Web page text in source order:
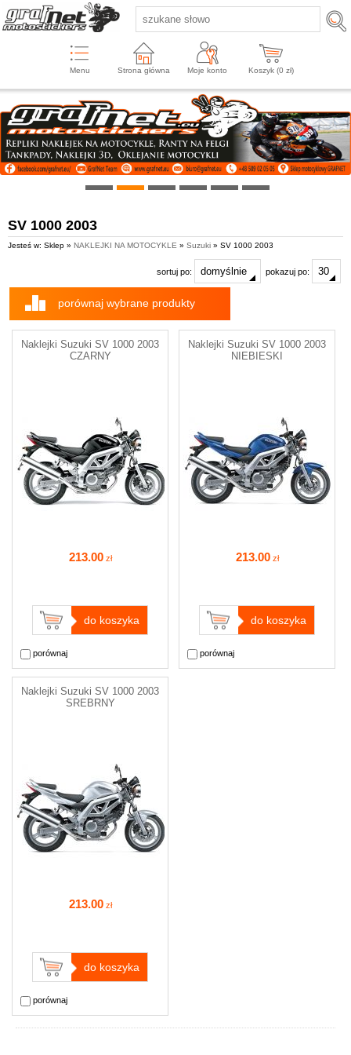
Menu Strona główna Moje konto Koszyk (0 zł)
SV 1000 2003
Jesteś w: Sklep » NAKLEJKI NA MOTOCYKLE » Suzuki » SV 1000 2003
pokazuj po:
sortuj po:
porównaj wybrane produkty
Naklejki Suzuki SV 1000 2003
CZARNY
213.00 zł
do koszyka
porównaj
Naklejki Suzuki SV 1000 2003
NIEBIESKI
213.00 zł
do koszyka
porównaj
Naklejki Suzuki SV 1000 2003
SREBRNY
213.00 zł
do koszyka
porównaj